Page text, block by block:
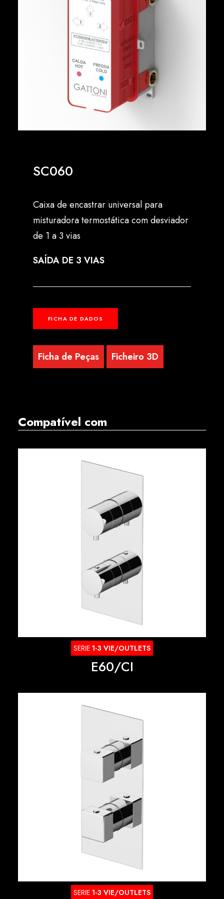
SC060
Caixa de encastrar universal para
misturadora termostática com desviador
de 1 a 3 vias
SAÍDA DE 3 VIAS
FICHA DE DADOS
Ficha de Peças Ficheiro 3D
Compatível com
SERIE 1-3 VIE/OUTLETS
E60/CI
SERIE 1-3 VIE/OUTLETS